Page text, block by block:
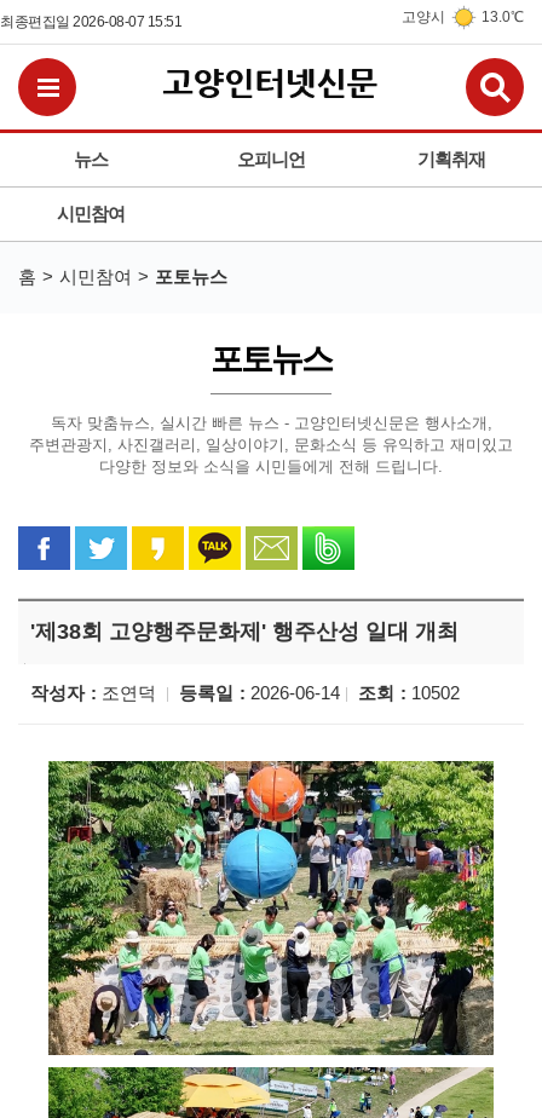
최종편집일 2026-08-07 15:51 고양시 13.0℃
뉴스 오피니언 기획취재
시민참여
전체메뉴보기
홈 시민참여 포토뉴스
포토뉴스
독자 맞춤뉴스, 실시간 빠른 뉴스 - 고양인터넷신문은 행사소개,
주변관광지, 사진갤러리, 일상이야기, 문화소식 등 유익하고 재미있고
다양한 정보와 소식을 시민들에게 전해 드립니다.
페이스북으로 공유
트위터로 공유카카오 스토리로 공유
카카오톡으로 공유
문자로 공유
'제38회 고양행주문화제' 행주산성 일대 개최
작성자 조연덕 등록일 2026-06-14 조회 10502